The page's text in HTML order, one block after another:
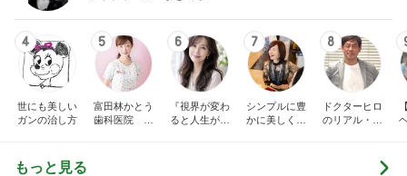
4
世にも美しい
ガンの治し方
5
富田林かとう
歯科医院 み
6
『視界が変わ
ると人生が変
7
シンプルに豊
かに美しく自
8
ドクターヒロ
のリアル・サ
もっと見る